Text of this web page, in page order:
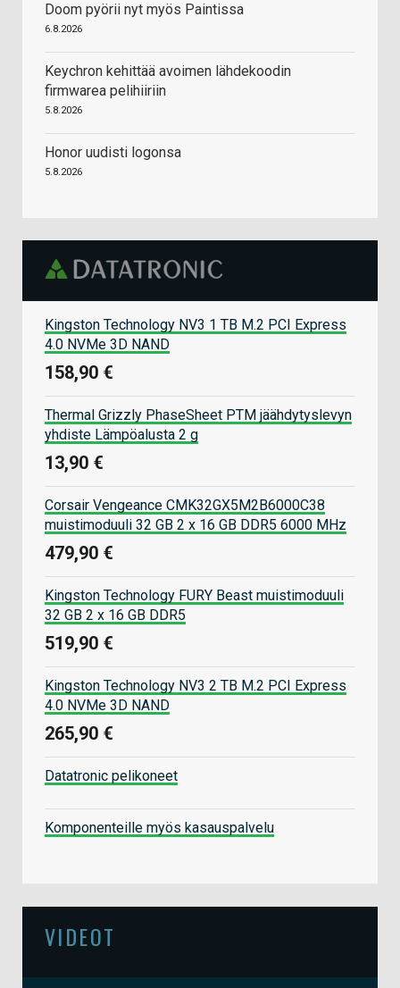
Doom pyörii nyt myös Paintissa
6.8.2026
Keychron kehittää avoimen lähdekoodin
firmwarea pelihiiriin
5.8.2026
Honor uudisti logonsa
5.8.2026
Kingston Technology NV3 1 TB M.2 PCI Express
4.0 NVMe 3D NAND
158,90 €
Thermal Grizzly PhaseSheet PTM jäähdytyslevyn
yhdiste Lämpöalusta 2 g
13,90 €
Corsair Vengeance CMK32GX5M2B6000C38
muistimoduuli 32 GB 2 x 16 GB DDR5 6000 MHz
479,90 €
Kingston Technology FURY Beast muistimoduuli
32 GB 2 x 16 GB DDR5
519,90 €
Kingston Technology NV3 2 TB M.2 PCI Express
4.0 NVMe 3D NAND
265,90 €
Datatronic pelikoneet
Komponenteille myös kasauspalvelu
VIDEOT